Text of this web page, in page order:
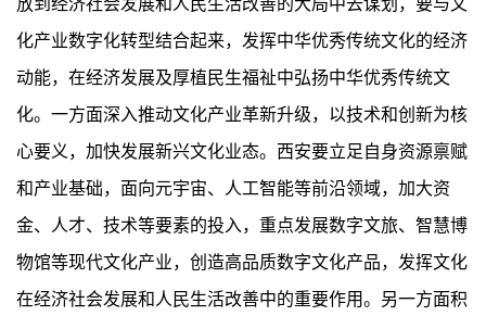
放到经济社会发展和人民生活改善的大局中去谋划，要与文
化产业数字化转型结合起来，发挥中华优秀传统文化的经济
动能，在经济发展及厚植民生福祉中弘扬中华优秀传统文
化。一方面深入推动文化产业革新升级，以技术和创新为核
心要义，加快发展新兴文化业态。西安要立足自身资源禀赋
和产业基础，面向元宇宙、人工智能等前沿领域，加大资
金、人才、技术等要素的投入，重点发展数字文旅、智慧博
物馆等现代文化产业，创造高品质数字文化产品，发挥文化
在经济社会发展和人民生活改善中的重要作用。另一方面积